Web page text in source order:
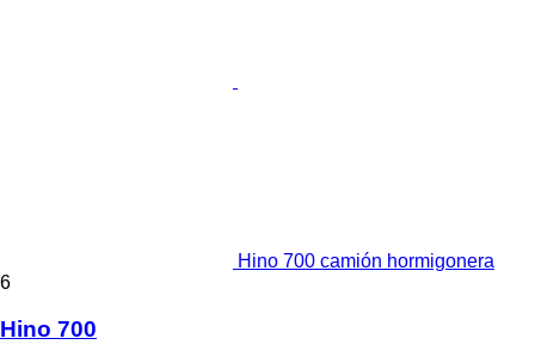
Hino 700 camión hormigonera
6
Hino 700